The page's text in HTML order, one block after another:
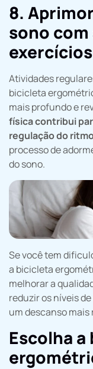
8.
sono
exercícios
Atividades
bicicleta
mais profundo e
física contribui
regulação do
processo de
do sono.
Se você tem
a bicicleta
melhorar a
reduzir os níveis
um descanso mais
Escolha